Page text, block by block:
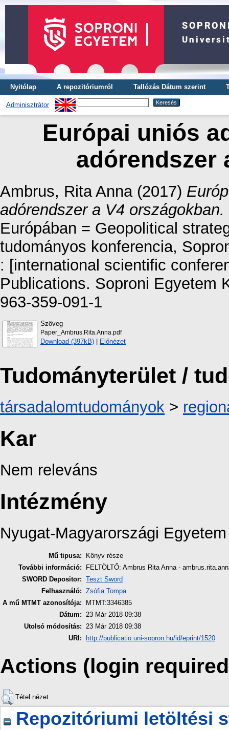
Nyitólap A repozitóriumról Tallózás Dátum szerint
Adminisztrátor
Európai uniós
adórendszer
Ambrus, Rita Anna(2017)
adórendszer a V4 országokban.
Európában = Geopolitical
tudományos konferencia,
: [international scientific
Publications. Soproni Egyetem
963-359-091-1
Szöveg
Paper_Ambrus.Rita.Anna.pdf
Download (397kB) | Előnézet
Tudományterület /
társadalomtudományok >
Kar
Nem releváns
Intézmény
Nyugat-Magyarországi Egyetem
Mű tipusa:
Könyv része
További információ:
FELTÖLTŐ: Ambrus Rita Anna -
SWORD Depositor: Teszt Sword
Felhasználó: Zsófia Tompa
A mű MTMT azonosítója:
MTMT:3346385
Dátum: 23 Már 2018 09:38
Utolsó módosítás: 23 Már 2018 09:38
URI:
http://publicatio.uni-sopron.hu/id/eprint/1520
Actions (login
Tétel nézet
Repozitóriumi letöltési